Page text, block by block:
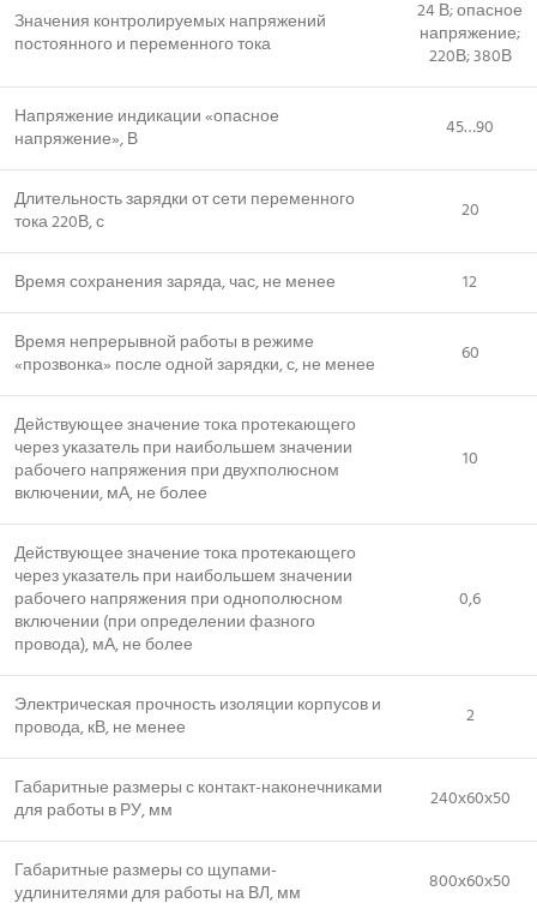
Значения контролируемых напряжений
постоянного и переменного тока
24 В; опасное
напряжение;
220В; 380В
Напряжение индикации «опасное
напряжение», В
45…90
Длительность зарядки от сети переменного
тока 220В, с
20
Время сохранения заряда, час, не менее 12
Время непрерывной работы в режиме
«прозвонка» после одной зарядки, с, не менее
60
Действующее значение тока протекающего
через указатель при наибольшем значении
рабочего напряжения при двухполюсном
включении, мА, не более
10
Действующее значение тока протекающего
через указатель при наибольшем значении
рабочего напряжения при однополюсном
включении (при определении фазного
провода), мА, не более
0,6
Электрическая прочность изоляции корпусов и
провода, кВ, не менее
2
Габаритные размеры с контакт-наконечниками
для работы в РУ, мм
240х60х50
Габаритные размеры со щупами-
удлинителями для работы на ВЛ, мм
800х60х50